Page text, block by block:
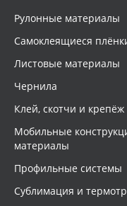
Рулонные материалы
Самоклеящиеся
Листовые материалы
Чернила
Клей, скотчи и крепёж
Мобильные
материалы
Профильные системы
Сублимация и